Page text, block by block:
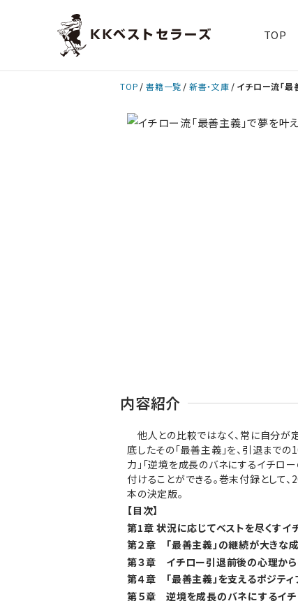
TOP
TOP 書籍一覧 新書・文庫 イチロー流「最
内容紹介
他人との比較ではなく、常に自分が
底したその「最善主義」を、引退まで
力」「逆境を成長のバネにするイチロ
付けることができる。巻末付録として
本の決定版。
【目次】
第1章 状況に応じてベストを尽くすイ
第２章 「最善主義」の継続が大きな
第３章 イチロー引退前後の心理から
第４章 「最善主義」を支えるポジテ
第５章 逆境を成長のバネにするイ